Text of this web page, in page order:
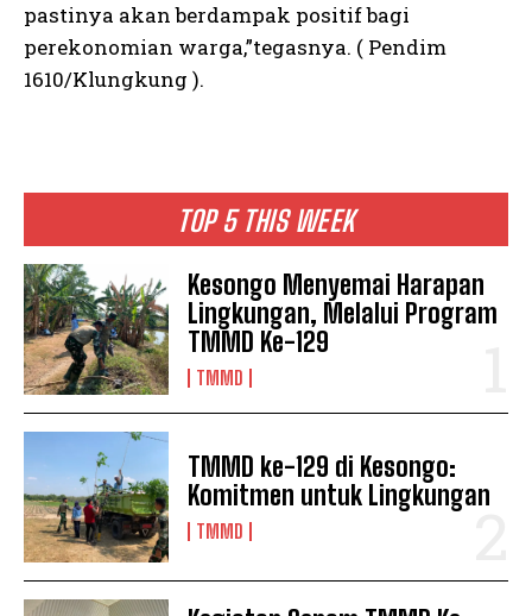
TOP 5 THIS WEEK
Kesongo Menyemai Harapan
Lingkungan, Melalui Program
TMMD Ke-129
TMMD
TMMD ke-129 di Kesongo:
Komitmen untuk Lingkungan
TMMD
pastinya akan berdampak positif bagi
perekonomian warga,”tegasnya. ( Pendim
1610/Klungkung ).